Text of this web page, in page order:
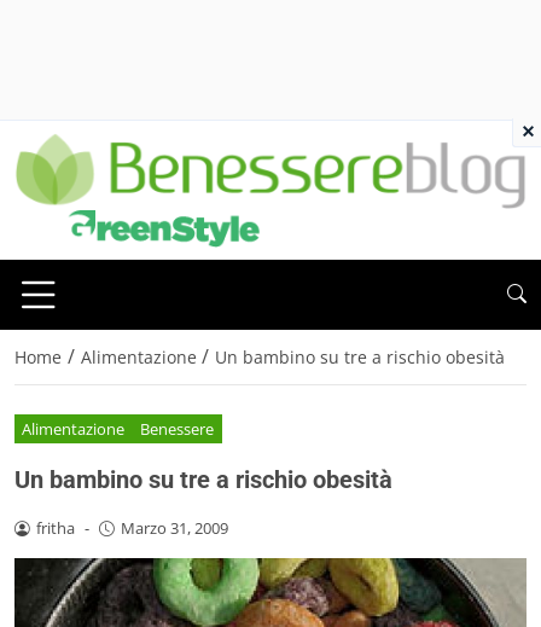
Home / Alimentazione / Un bambino su tre a rischio obesità
Alimentazione Benessere
Un bambino su tre a rischio obesità
fritha - Marzo 31, 2009
×